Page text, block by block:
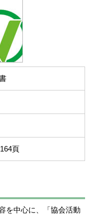
頁
を中心に、「協会活動